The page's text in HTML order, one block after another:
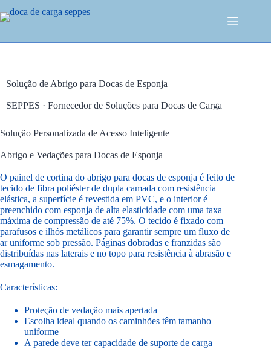
Solução de Abrigo para Docas de Esponja
SEPPES · Fornecedor de Soluções para Docas de Carga
Solução Personalizada de Acesso Inteligente
Abrigo e Vedações para Docas de Esponja
O painel de cortina do abrigo para docas de esponja é feito de
tecido de fibra poliéster de dupla camada com resistência
elástica, a superfície é revestida em PVC, e o interior é
preenchido com esponja de alta elasticidade com uma taxa
máxima de compressão de até 75%. O tecido é fixado com
parafusos e ilhós metálicos para garantir sempre um fluxo de
ar uniforme sob pressão. Páginas dobradas e franzidas são
distribuídas nas laterais e no topo para resistência à abrasão e
esmagamento.
Características:
Proteção de vedação mais apertada
Escolha ideal quando os caminhões têm tamanho
uniforme
A parede deve ter capacidade de suporte de carga